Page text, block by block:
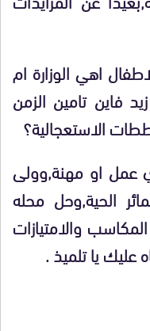
اهي الوزارة ام
فاين تامين الزمن
الاستعجالية؟
عمل او مهنة,وولى
الحية,وحل محله
والامتيازات
عليك يا تلميذ .